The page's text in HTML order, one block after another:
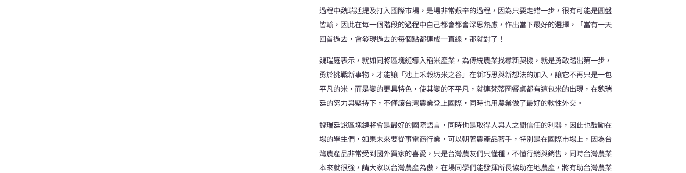
過程中魏瑞廷提及打入國際市場，是場非常艱辛的過程，因為只要走錯一步，很有可能是圓盤
皆輸，因此在每一個階段的過程中自己都會都會深思熟慮，作出當下最好的選擇，「當有一天
回首過去，會發現過去的每個點都連成一直線，那就對了！
魏瑞庭表示，就如同將區塊鏈導入稻米產業，為傳統農業找尋新契機，就是勇敢踏出第一步，
勇於挑戰新事物，才能讓「池上禾穀坊米之谷」在新巧思與新想法的加入，讓它不再只是一包
平凡的米，而是變的更具特色，使其變的不平凡，就連梵蒂岡餐桌都有這包米的出現，在魏瑞
廷的努力與堅持下，不僅讓台灣農業登上國際，同時也用農業做了最好的軟性外交。
魏瑞廷說區塊鏈將會是最好的國際語言，同時也是取得人與人之間信任的利器，因此也鼓勵在
場的學生們，如果未來要從事電商行業，可以朝著農產品著手，特別是在國際市場上，因為台
灣農產品非常受到國外買家的喜愛，只是台灣農友們只懂種，不懂行銷與銷售，同時台灣農業
本來就很強，請大家以台灣農產為傲，在場同學們能發揮所長協助在地農產，將有助台灣農業